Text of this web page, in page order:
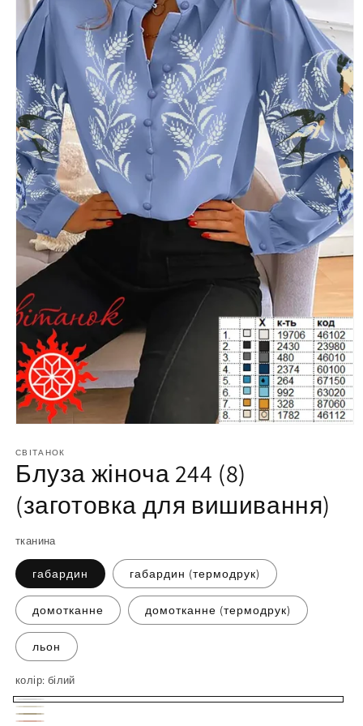
1
у
модальному
СВІТАНОК
Блуза жіноча 244 (8)
(заготовка для вишивання)
тканина
габардин габардин (термодрук)
домотканне домотканне (термодрук)
льон
колір: білий
білий
молочний